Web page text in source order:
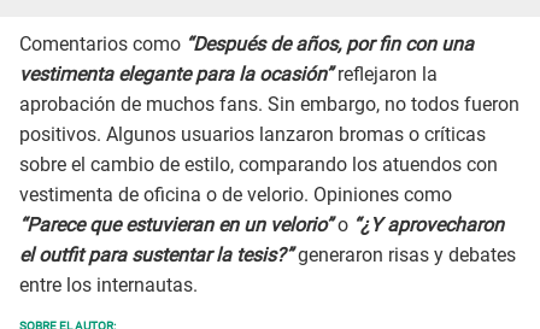
Comentarios como “Después de años, por fin con una
vestimenta elegante para la ocasión”reflejaron la
aprobación de muchos fans. Sin embargo, no todos fueron
positivos. Algunos usuarios lanzaron bromas o críticas
sobre el cambio de estilo, comparando los atuendos con
vestimenta de oficina o de velorio. Opiniones como
“Parece que estuvieran en un velorio”o “¿Y aprovecharon
el outfit para sustentar la tesis?”generaron risas y debates
entre los internautas.
SOBRE EL AUTOR: